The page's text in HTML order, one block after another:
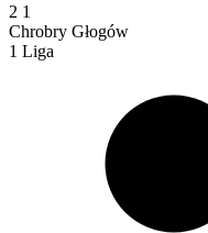
2 1
Chrobry Głogów
1 Liga